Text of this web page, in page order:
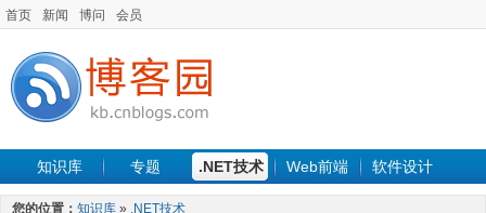
首页 新闻 博问 会员
知识库 专题 .NET技术 Web前端 软件设计
手机开发 软件工程
您的位置： 知识库 » .NET技术